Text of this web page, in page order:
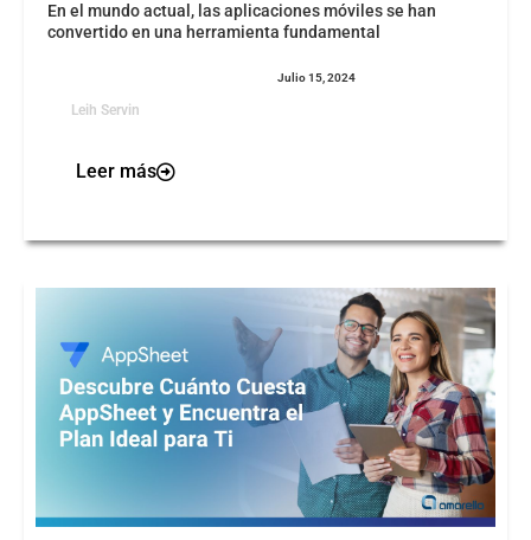
En el mundo actual, las aplicaciones móviles se han
convertido en una herramienta fundamental
Leih Servin
Julio 15, 2024
Leer más